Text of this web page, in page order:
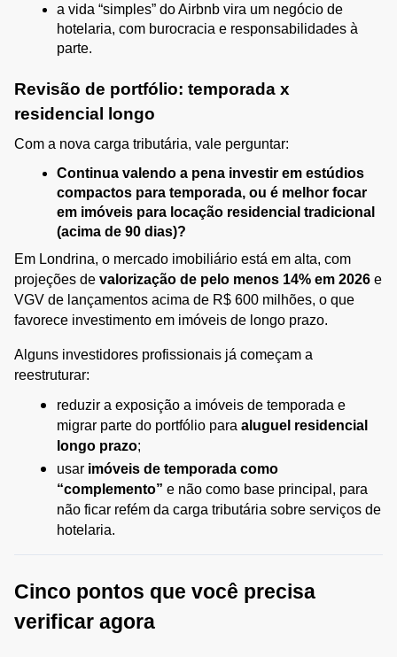
a vida “simples” do Airbnb vira um negócio de
hotelaria, com burocracia e responsabilidades à
parte.
Revisão de portfólio: temporada x
residencial longo
Com a nova carga tributária, vale perguntar:
Continua valendo a pena investir em estúdios
compactos para temporada, ou é melhor focar
em imóveis para locação residencial tradicional
(acima de 90 dias)?
Em Londrina, o mercado imobiliário está em alta, com
projeções de valorização de pelo menos 14% em 2026 e
VGV de lançamentos acima de R$ 600 milhões, o que
favorece investimento em imóveis de longo prazo.
Alguns investidores profissionais já começam a
reestruturar:
reduzir a exposição a imóveis de temporada e
migrar parte do portfólio para aluguel residencial
longo prazo;
usar imóveis de temporada como
“complemento” e não como base principal, para
não ficar refém da carga tributária sobre serviços de
hotelaria.
Cinco pontos que você precisa
verificar agora